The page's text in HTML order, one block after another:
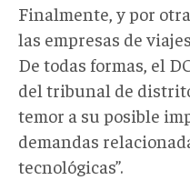
Finalmente, y por
las empresas de
De todas formas, el
del tribunal de
temor a su posible
demandas
tecnológicas”.